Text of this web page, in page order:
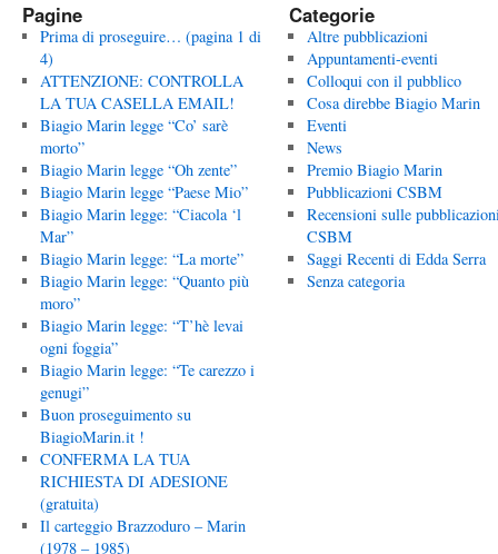
Pagine
Prima di proseguire… (pagina 1 di
4)
ATTENZIONE: CONTROLLA
LA TUA CASELLA EMAIL!
Biagio Marin legge “Co’ sarè
morto”
Biagio Marin legge “Oh zente”
Biagio Marin legge “Paese Mio”
Biagio Marin legge: “Ciacola ‘l
Mar”
Biagio Marin legge: “La morte”
Biagio Marin legge: “Quanto più
moro”
Biagio Marin legge: “T’hè levai
ogni foggia”
Biagio Marin legge: “Te carezzo i
genugi”
Buon proseguimento su
BiagioMarin.it !
CONFERMA LA TUA
RICHIESTA DI ADESIONE
(gratuita)
Il carteggio Brazzoduro – Marin
(1978 – 1985)
Categorie
Altre pubblicazioni
Appuntamenti-eventi
Colloqui con il pubblico
Cosa direbbe Biagio Marin
Eventi
News
Premio Biagio Marin
Pubblicazioni CSBM
Recensioni sulle
CSBM
Saggi Recenti di Edda Serra
Senza categoria